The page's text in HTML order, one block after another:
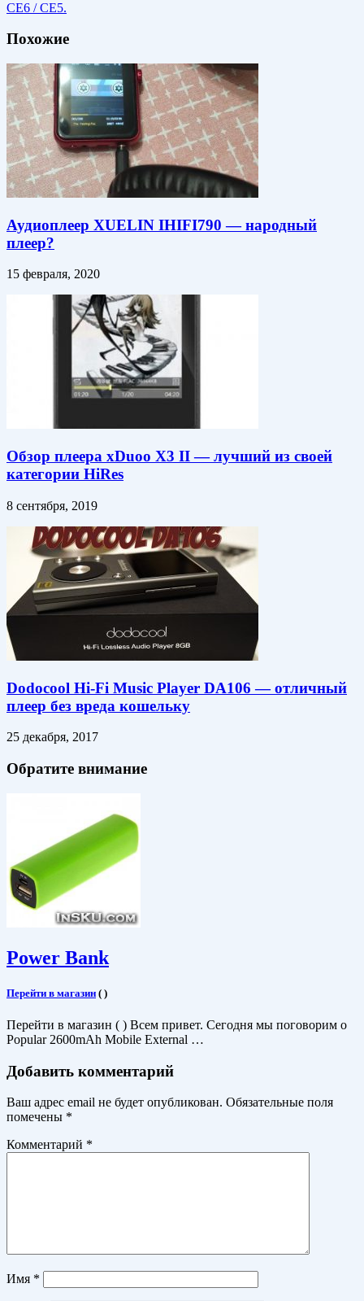
CE6 / CE5.
Похожие
Аудиоплеер XUELIN IHIFI790 — народный
плеер?
15 февраля, 2020
Обзор плеера xDuoo X3 II — лучший из своей
категории HiRes
8 сентября, 2019
Dodocool Hi-Fi Music Player DA106 — отличный
плеер без вреда кошельку
25 декабря, 2017
Обратите внимание
Power Bank
Перейти в магазин ( )
Перейти в магазин ( ) Всем привет. Сегодня мы поговорим о
Popular 2600mAh Mobile External …
Добавить комментарий
Ваш адрес email не будет опубликован. Обязательные поля
помечены *
Комментарий *
Имя *